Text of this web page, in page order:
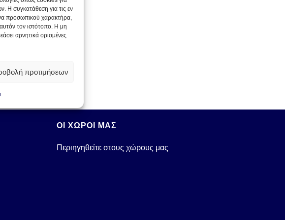
Η συγκατάθεση για τις εν
προσωπικού χαρακτήρα,
τον ιστότοπο. Η μη
αρνητικά ορισμένες
προτιμήσεων
ΟΙ ΧΩΡΟΙ ΜΑΣ
Περιηγηθείτε στους χώρους μας